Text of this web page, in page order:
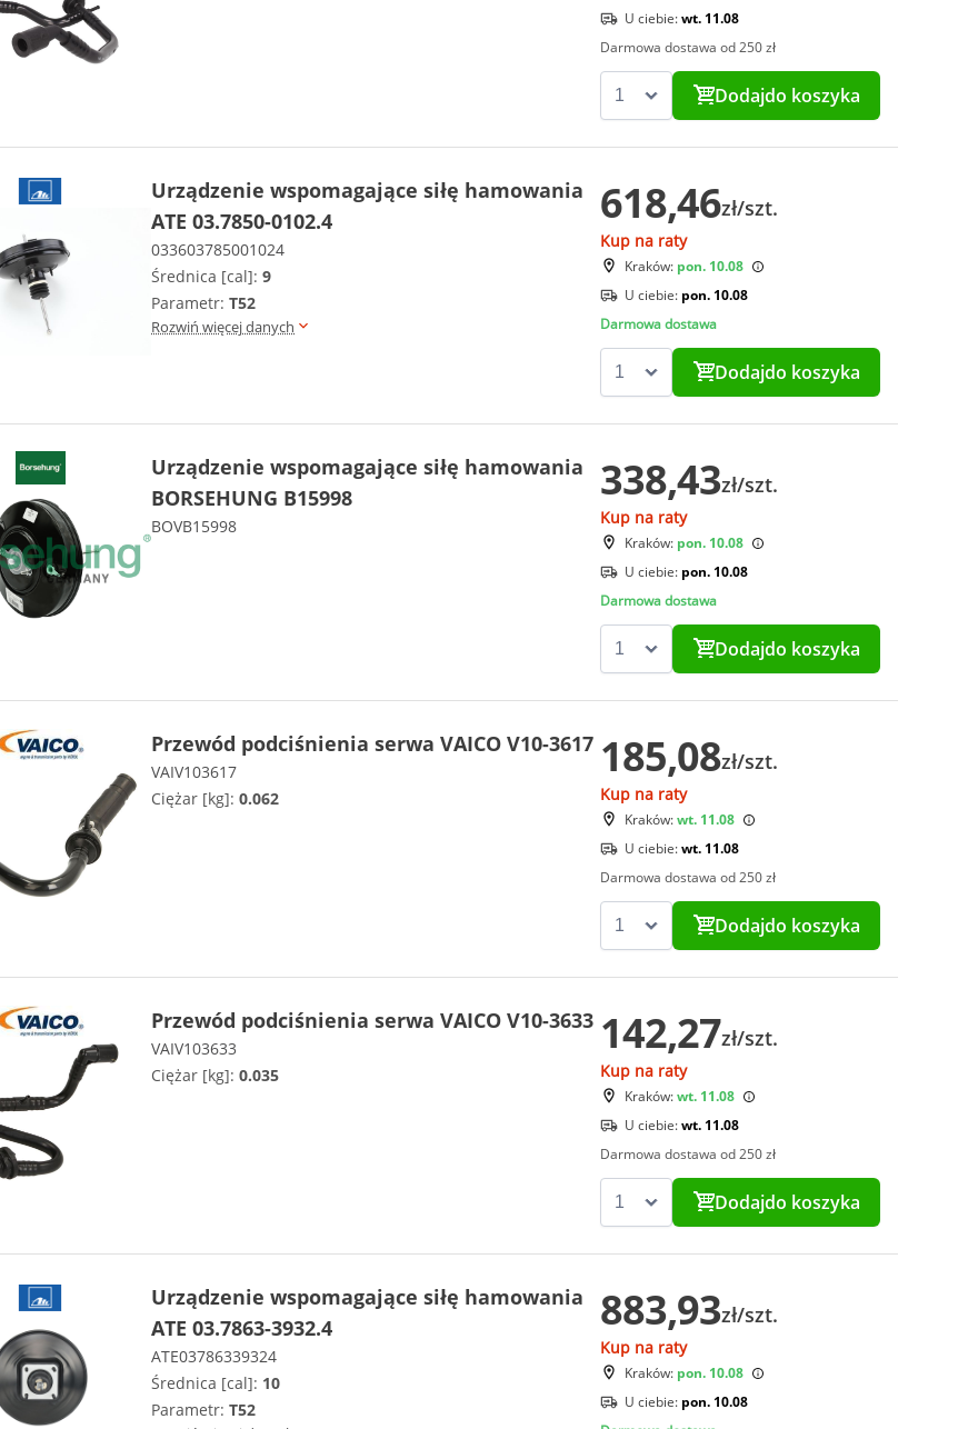
U ciebie:wt. 11.08
Darmowa dostawa od 250 zł
Dodajdo koszyka
Urządzenie wspomagające siłę hamowania
ATE 03.7850-0102.4
033603785001024
Średnica [cal]: 9
Parametr: T52
Rozwiń więcej danych
618,46zł/szt.
Kup na raty
Kraków: pon. 10.08
U ciebie: pon. 10.08
Darmowa dostawa
Dodajdo koszyka
Urządzenie wspomagające siłę hamowania
BORSEHUNG B15998
BOVB15998
338,43zł/szt.
Kup na raty
Kraków: pon. 10.08
U ciebie: pon. 10.08
Darmowa dostawa
Dodajdo koszyka
Przewód podciśnienia serwa VAICO V10-3617
VAIV103617
Ciężar [kg]: 0.062
185,08zł/szt.
Kup na raty
Kraków:wt. 11.08
U ciebie:wt. 11.08
Darmowa dostawa od 250 zł
Dodajdo koszyka
Przewód podciśnienia serwa VAICO V10-3633
VAIV103633
Ciężar [kg]: 0.035
142,27zł/szt.
Kup na raty
Kraków:wt. 11.08
U ciebie:wt. 11.08
Darmowa dostawa od 250 zł
Dodajdo koszyka
Urządzenie wspomagające siłę hamowania
ATE 03.7863-3932.4
ATE03786339324
Średnica [cal]: 10
Parametr: T52
883,93zł/szt.
Kup na raty
Kraków: pon. 10.08
U ciebie: pon. 10.08